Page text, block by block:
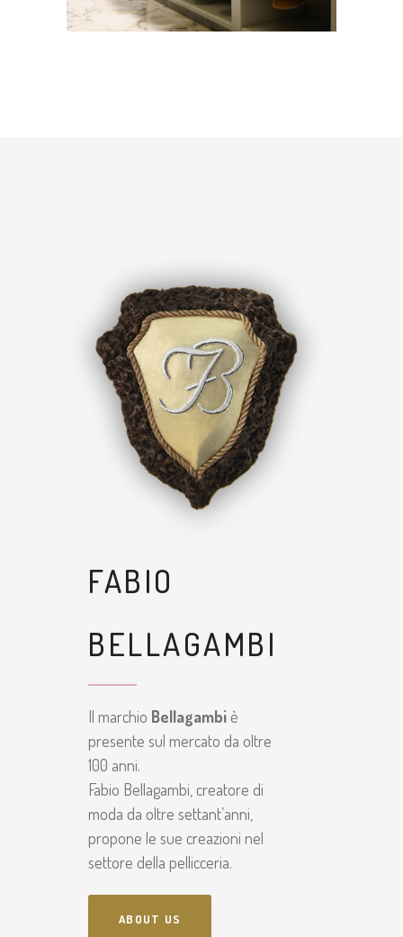
FABIO
BELLAGAMBI
Il marchio Bellagambi è
presente sul mercato da oltre
100 anni.
Fabio Bellagambi, creatore di
moda da oltre settant’anni,
propone le sue creazioni nel
settore della pellicceria.
ABOUT US